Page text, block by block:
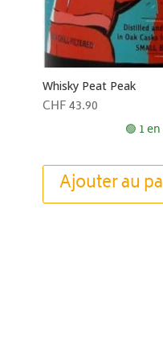
Whisky Peat Peak
CHF43.90
🟢 1
Ajouter au